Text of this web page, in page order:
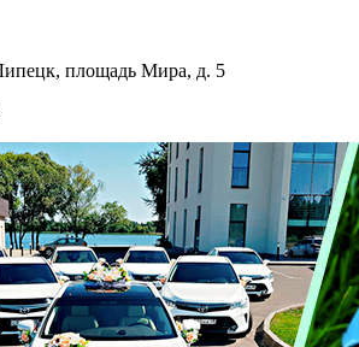
площадь Мира, д. 5